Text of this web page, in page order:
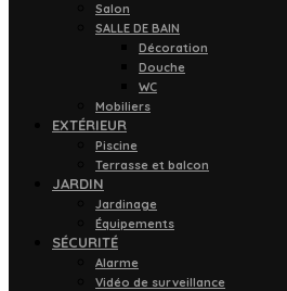
Salon
SALLE DE BAIN
Décoration
Douche
WC
Mobiliers
EXTÉRIEUR
Piscine
Terrasse et balcon
JARDIN
Jardinage
Équipements
SÉCURITÉ
Alarme
Vidéo de surveillance